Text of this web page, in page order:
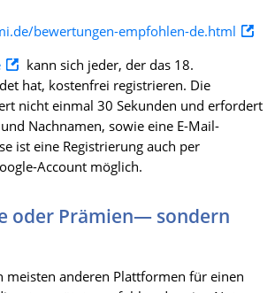
bewertungen-empfohlen-de.html
kann sich jeder, der das 18.
hat, kostenfrei registrieren. Die
nicht einmal 30 Sekunden und erfordert
Nachnamen, sowie eine E-Mail-
ist eine Registrierung auch per
Account möglich.
oder Prämien— sondern
meisten anderen Plattformen für einen